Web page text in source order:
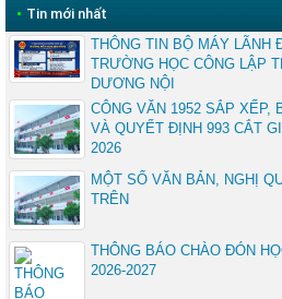
• Tin mới nhất
THÔNG TIN BỘ MÁY LÃNH
TRƯỜNG HỌC CÔNG LẬP
DƯƠNG NỘI
CÔNG VĂN 1952 SẮP XẾP,
VÀ QUYẾT ĐỊNH 993 CẮT
2026
MỘT SỐ VĂN BẢN, NGHỊ
TRÊN
THÔNG BÁO CHÀO ĐÓN
2026-2027